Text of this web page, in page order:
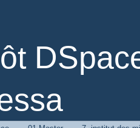
estimation of